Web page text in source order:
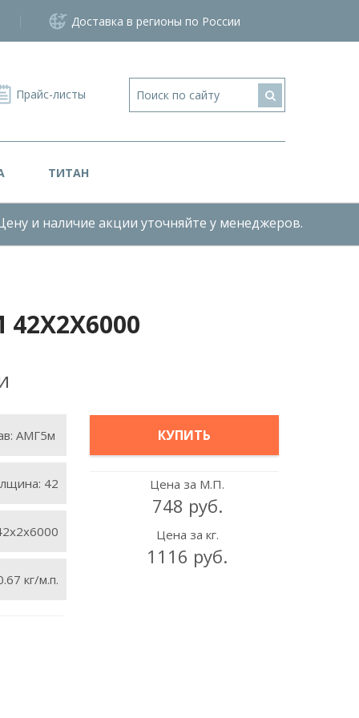
Доставка в регионы по России
Прайс-листы
ТИТАН
и наличие акции уточняйте у менеджеров.
АМГ5м
42
кг/м.п.
КУПИТЬ
Цена за М.П.
748 руб.
Цена за кг.
1116 руб.